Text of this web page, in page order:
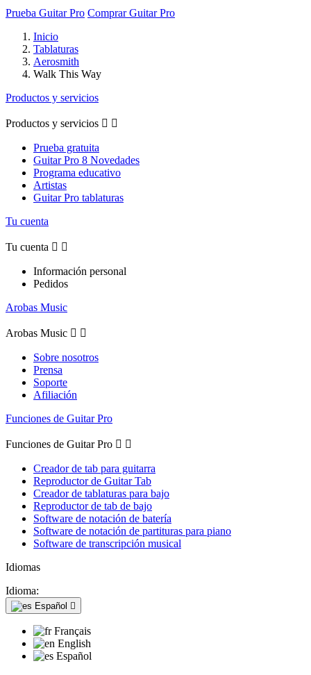
Prueba Guitar Pro Comprar Guitar Pro
Inicio
Tablaturas
Aerosmith
Walk This Way
Productos y servicios
Productos y servicios  
Prueba gratuita
Guitar Pro 8 Novedades
Programa educativo
Artistas
Guitar Pro tablaturas
Tu cuenta
Tu cuenta  
Información personal
Pedidos
Arobas Music
Arobas Music  
Sobre nosotros
Prensa
Soporte
Afiliación
Funciones de Guitar Pro
Funciones de Guitar Pro  
Creador de tab para guitarra
Reproductor de Guitar Tab
Creador de tablaturas para bajo
Reproductor de tab de bajo
Software de notación de batería
Software de notación de partituras para piano
Software de transcripción musical
Idiomas
Idioma:
Español 
Français
English
Español